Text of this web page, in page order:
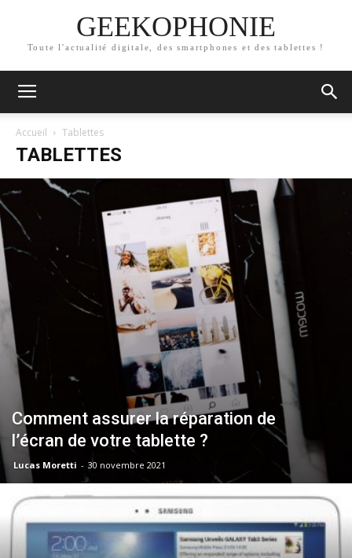
GEEKOPHONIE
Toute l'actualité digitale, des smartphones et des tablettes !
Accueil Tablettes
TABLETTES
Comment assurer la réparation de
l’écran de votre tablette ?
Lucas Moretti - 30 novembre 2021